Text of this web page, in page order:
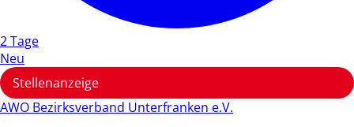
2 Tage
Neu
Stellenanzeige
AWO Bezirksverband Unterfranken e.V.